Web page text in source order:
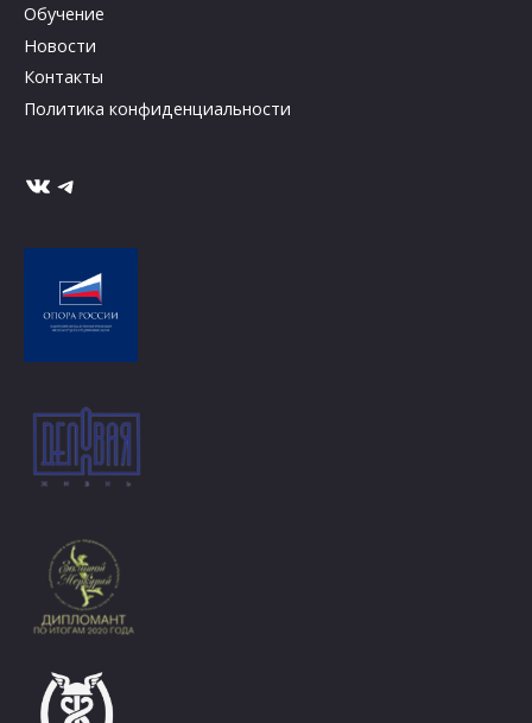
Обучение
Новости
Контакты
Политика конфиденциальности
ВКонтакте
Telegram